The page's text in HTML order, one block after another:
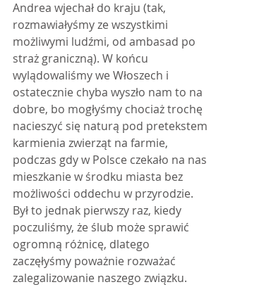
Andrea wjechał do kraju (tak,
rozmawiałyśmy ze wszystkimi
możliwymi ludźmi, od ambasad po
straż graniczną). W końcu
wylądowaliśmy we Włoszech i
ostatecznie chyba wyszło nam to na
dobre, bo mogłyśmy chociaż trochę
nacieszyć się naturą pod pretekstem
karmienia zwierząt na farmie,
podczas gdy w Polsce czekało na nas
mieszkanie w środku miasta bez
możliwości oddechu w przyrodzie.
Był to jednak pierwszy raz, kiedy
poczuliśmy, że ślub może sprawić
ogromną różnicę, dlatego
zaczęłyśmy poważnie rozważać
zalegalizowanie naszego związku.